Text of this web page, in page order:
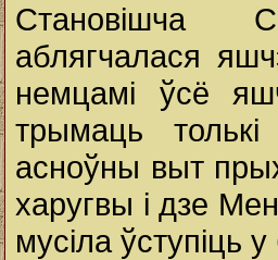
Становішча
аблягчалася
немцамі ўсё
трымаць
асноўны выт
харугвы і дзе
мусіла ўступіць